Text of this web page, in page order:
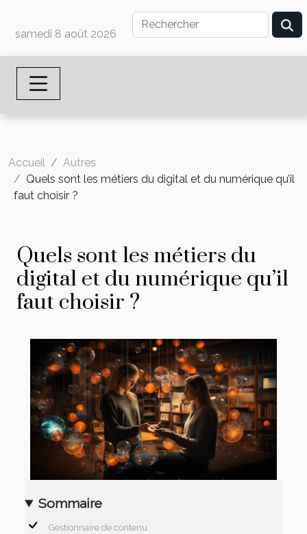
samedi 8 août 2026
Accueil
Autres
Quels sont les métiers du digital et du numérique qu’il
faut choisir ?
Quels sont les métiers du
digital et du numérique qu’il
faut choisir ?
Sommaire
Gestionnaire de contenu